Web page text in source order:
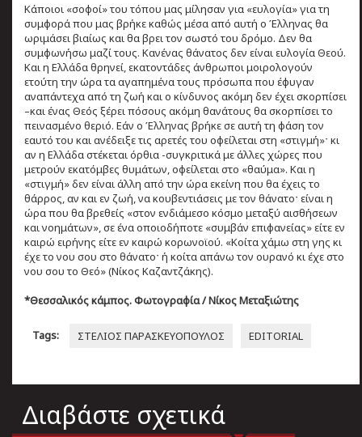
Κάποιοι «σοφοί» του τόπου μας μίλησαν για «ευλογία» για τη
συμφορά που μας βρήκε καθώς μέσα από αυτή ο Έλληνας θα
ωριμάσει βιαίως και θα βρει τον σωστό του δρόμο. Δεν θα
συμφωνήσω μαζί τους. Κανένας θάνατος δεν είναι ευλογία Θεού.
Και η Ελλάδα θρηνεί, εκατοντάδες άνθρωποι μοιρολογούν
ετούτη την ώρα τα αγαπημένα τους πρόσωπα που έφυγαν
αναπάντεχα από τη ζωή και ο κίνδυνος ακόμη δεν έχει σκορπίσει
–και ένας Θεός ξέρει πόσους ακόμη θανάτους θα σκορπίσει το
πεινασμένο θεριό. Εάν ο Έλληνας βρήκε σε αυτή τη φάση τον
εαυτό του και ανέδειξε τις αρετές του οφείλεται στη «στιγμή»ˑ κι
αν η Ελλάδα στέκεται όρθια -συγκριτικά με άλλες χώρες που
μετρούν εκατόμβες θυμάτων, οφείλεται στο «θαύμα». Και η
«στιγμή» δεν είναι άλλη από την ώρα εκείνη που θα έχεις το
θάρρος, αν και εν ζωή, να κουβεντιάσεις με τον θάνατοˑ είναι η
ώρα που θα βρεθείς «στον ενδιάμεσο κόσμο μεταξύ αισθήσεων
και νοημάτων», σε ένα οποιοδήποτε «συμβάν επιφανείας» είτε εν
καιρώ ειρήνης είτε εν καιρώ κορωνοϊού. «Κοίτα χάμω στη γης κι
έχε το νου σου στο θάνατοˑ ή κοίτα απάνω τον ουρανό κι έχε στο
νου σου το Θεό» (Νίκος Καζαντζάκης).
*Θεσσαλικός κάμπος. Φωτογραφία / Νίκος Μεταξιώτης
Tags: ΣΤΕΛΙΟΣ ΠΑΡΑΣΚΕΥΟΠΟΥΛΟΣ EDITORIAL
Διαβάστε σχετικά